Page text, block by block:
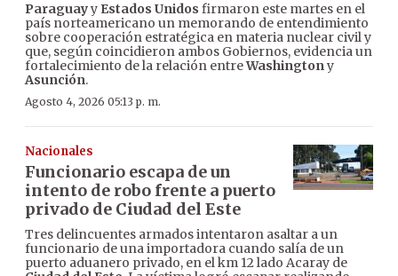
Paraguayy Estados Unidos firmaron este martes en el
país norteamericano un memorando de entendimiento
sobre cooperación estratégica en materia nuclear civil y
que, según coincidieron ambos Gobiernos, evidencia un
fortalecimiento de la relación entreWashingtony
Asunción.
Agosto 4, 2026 05:13 p. m.
Nacionales
Funcionario escapa de un
intento de robo frente a puerto
privado de Ciudad del Este
Tres delincuentes armados intentaron asaltar a un
funcionario de una importadora cuando salía de un
puerto aduanero privado, en el km 12 lado Acaray de